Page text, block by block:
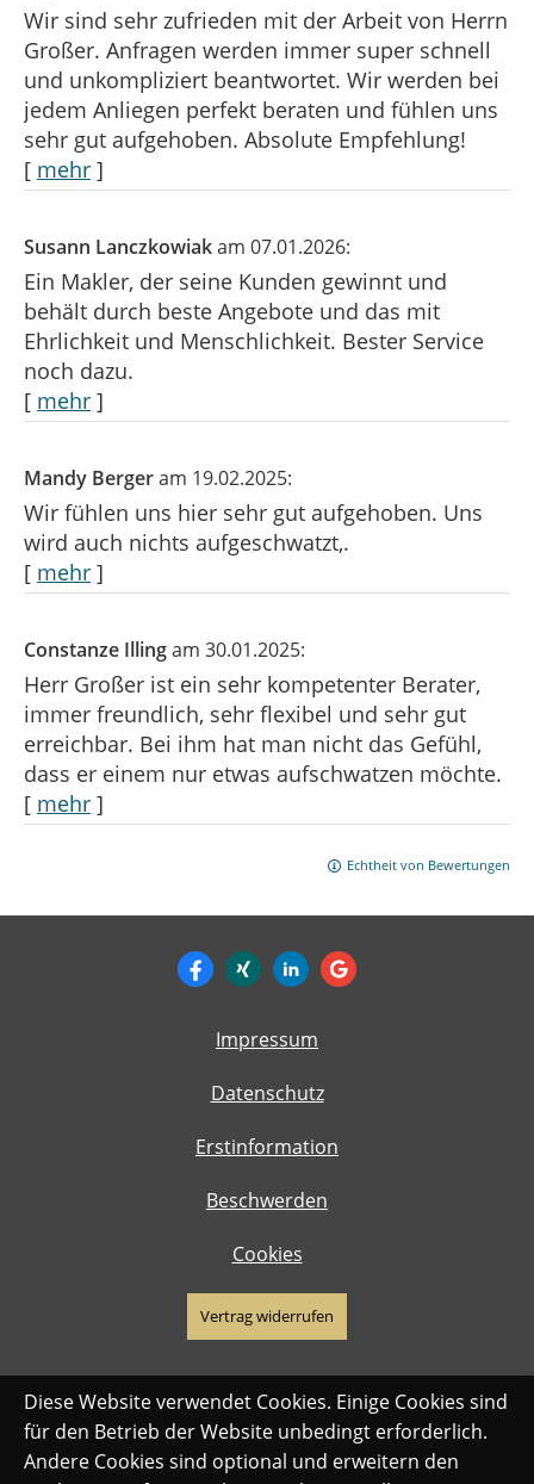
Wir sind sehr zufrieden mit der Arbeit von Herrn
Großer. Anfragen werden immer super schnell
und unkompliziert beantwortet. Wir werden bei
jedem Anliegen perfekt beraten und fühlen uns
sehr gut aufgehoben. Absolute Empfehlung!
[ mehr ]
Susann Lanczkowiakam 07.01.2026:
Ein Makler, der seine Kunden gewinnt und
behält durch beste Angebote und das mit
Ehrlichkeit und Menschlichkeit. Bester Service
noch dazu.
[ mehr ]
Mandy Bergeram 19.02.2025:
Wir fühlen uns hier sehr gut aufgehoben. Uns
wird auch nichts aufgeschwatzt,.
[ mehr ]
Constanze Illingam 30.01.2025:
Herr Großer ist ein sehr kompetenter Berater,
immer freundlich, sehr flexibel und sehr gut
erreichbar. Bei ihm hat man nicht das Gefühl,
dass er einem nur etwas aufschwatzen möchte.
[ mehr ]
Echtheit von Bewertungen
Impressum
Datenschutz
Erstinformation
Beschwerden
Cookies
Vertrag widerrufen
Diese Website verwendet Cookies. Einige Cookies sind
für den Betrieb der Website unbedingt erforderlich.
Andere Cookies sind optional und erweitern den